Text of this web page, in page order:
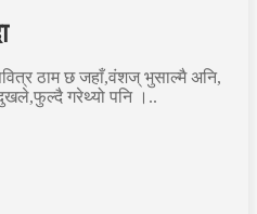
ठाम छ जहाँ,वंशज् भुसाल्मै अनि,
गरेथ्यो पनि ।..